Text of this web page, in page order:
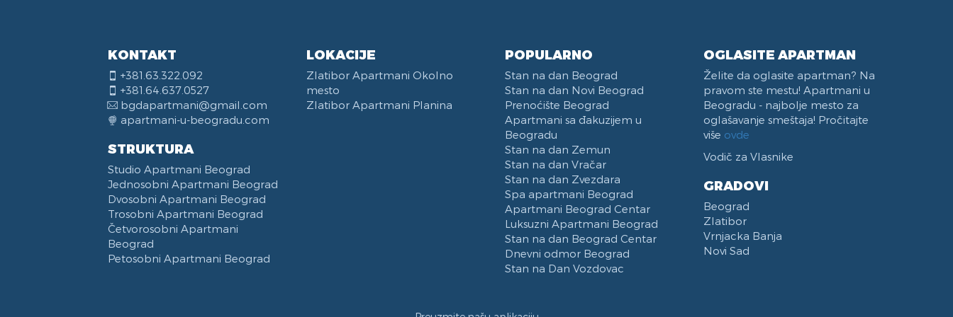
KONTAKT
+381.63.322.092
+381.64.637.0527
bgdapartmani@gmail.com
apartmani-u-beogradu.com
STRUKTURA
Studio Apartmani Beograd
Jednosobni Apartmani Beograd
Dvosobni Apartmani Beograd
Trosobni Apartmani Beograd
Četvorosobni Apartmani
Beograd
Petosobni Apartmani Beograd
LOKACIJE
Zlatibor Apartmani Okolno
mesto
Zlatibor Apartmani Planina
POPULARNO
Stan na dan Beograd
Stan na dan Novi Beograd
Prenoćište Beograd
Apartmani sa đakuzijem u
Beogradu
Stan na dan Zemun
Stan na dan Vračar
Stan na dan Zvezdara
Spa apartmani Beograd
Apartmani Beograd Centar
Luksuzni Apartmani Beograd
Stan na dan Beograd Centar
Dnevni odmor Beograd
Stan na Dan Vozdovac
OGLASITE APARTMAN
Želite da oglasite apartman? Na
pravom ste mestu! Apartmani u
Beogradu - najbolje mesto za
oglašavanje smeštaja! Pročitajte
više ovde
Vodič za Vlasnike
GRADOVI
Beograd
Zlatibor
Vrnjacka Banja
Novi Sad